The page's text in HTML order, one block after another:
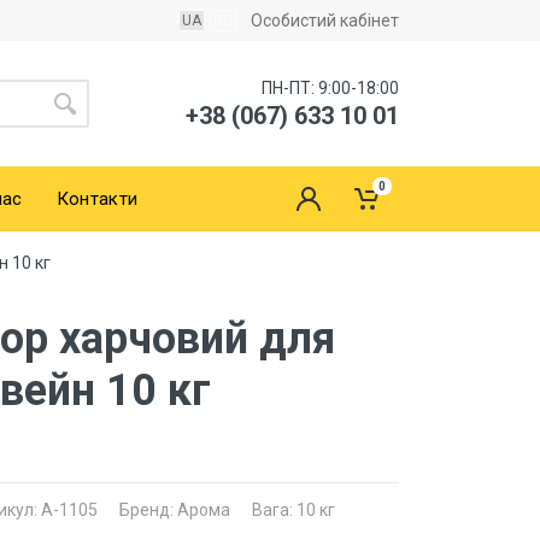
UA Особистий кабінет
ПН-ПТ: 9:00-18:00
+38 (067) 633 10 01
Контакти
0
10 кг
харчовий для
10 кг
A-1105 Бренд: Арома Вага: 10 кг